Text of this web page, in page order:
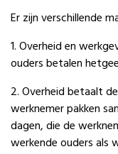
Er zijn verschillende
1. Overheid en
ouders betalen
2. Overheid betaalt
werknemer pakken
dagen, die de
werkende ouders als